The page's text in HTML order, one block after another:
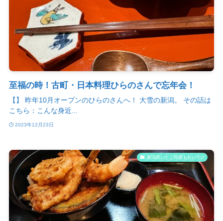
至福の時！古町・日本料理ひらのさんで忘年会！
【】 昨年10月オープンのひらのさんへ！ 大雪の新潟。 その話は
こちら：こんな身近...
2023年12月23日
新潟良いとこ何度もおいで♫